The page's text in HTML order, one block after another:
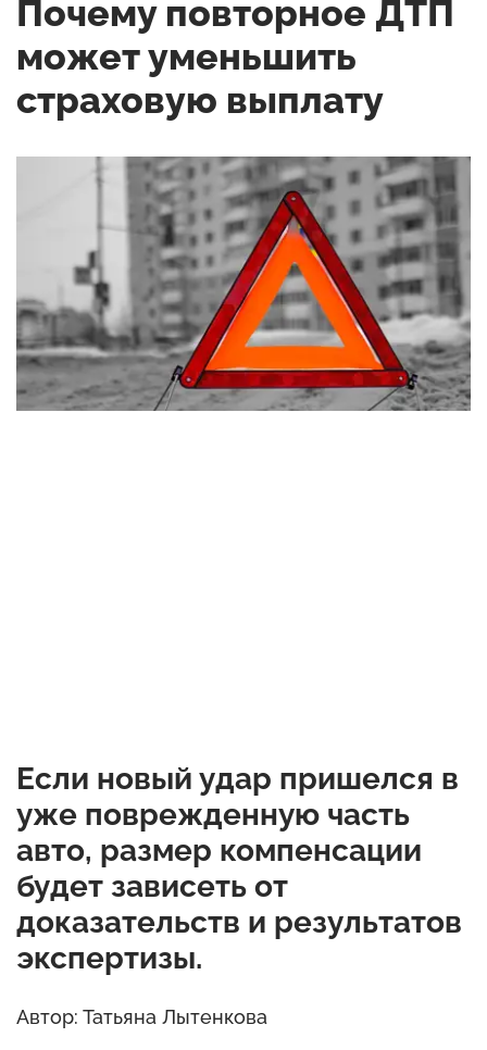
Почему повторное ДТП
может уменьшить
страховую выплату
Если новый удар пришелся в
уже поврежденную часть
авто, размер компенсации
будет зависеть от
доказательств и результатов
экспертизы.
Автор: Татьяна Лытенкова